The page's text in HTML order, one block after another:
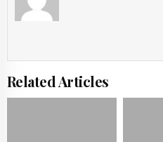
Related Articles